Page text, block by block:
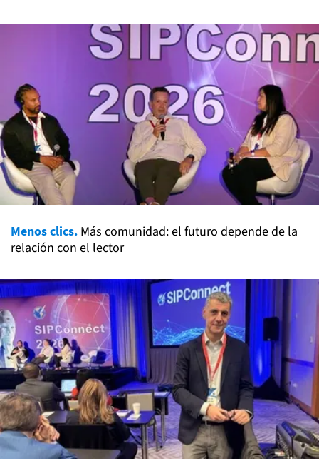
Menos clics. Más comunidad: el futuro depende de la
relación con el lector